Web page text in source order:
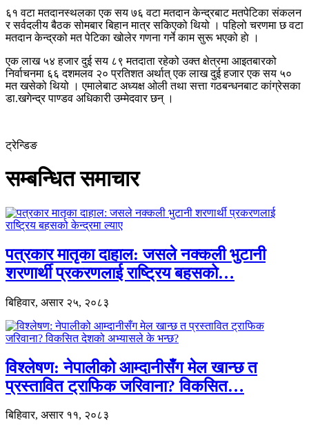
६१ वटा मतदानस्थलका एक सय ७६ वटा मतदान केन्द्रबाट मतपेटिका संकलन
र सर्वदलीय बैठक सोमबार बिहान मात्र सकिएको थियो । पहिलो चरणमा छ वटा
मतदान केन्द्रको मत पेटिका खोलेर गणना गर्ने काम सुरू भएको हाे ।
एक लाख ५४ हजार दुई सय ८९ मतदाता रहेको उक्त क्षेत्रमा आइतबारको
निर्वाचनमा ६६ दशमलव २० प्रतिशत अर्थात् एक लाख दुई हजार एक सय ५०
मत खसेको थियो । एमालेबाट अध्यक्ष ओली तथा सत्ता गठबन्धनबाट कांग्रेसका
डा.खगेन्द्र पाण्डव अधिकारी उम्मेदवार छन् ।
ट्रेन्डिङ
सम्बन्धित समाचार
पत्रकार मातृका दाहाल: जसले नक्कली भुटानी
शरणार्थी प्रकरणलाई राष्ट्रिय बहसको…
बिहिवार, असार २५, २०८३
विश्लेषण: नेपालीको आम्दानीसँग मेल खान्छ त
प्रस्तावित ट्राफिक जरिवाना? विकसित…
बिहिवार, असार ११, २०८३